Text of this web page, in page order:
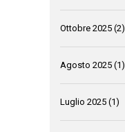
Ottobre 2025 (2)
Agosto 2025 (1)
Luglio 2025 (1)